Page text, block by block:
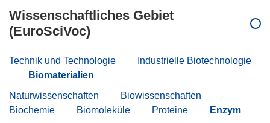
Wissenschaftliches Gebiet
(EuroSciVoc)
Technik und Technologie
Industrielle Biotechnologie
Biomaterialien
Naturwissenschaften
Biowissenschaften
Biochemie
Biomoleküle Proteine Enzym